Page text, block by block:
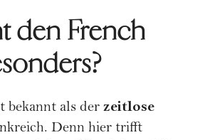
den French
bekannt als der zeitlose
Denn hier trifft